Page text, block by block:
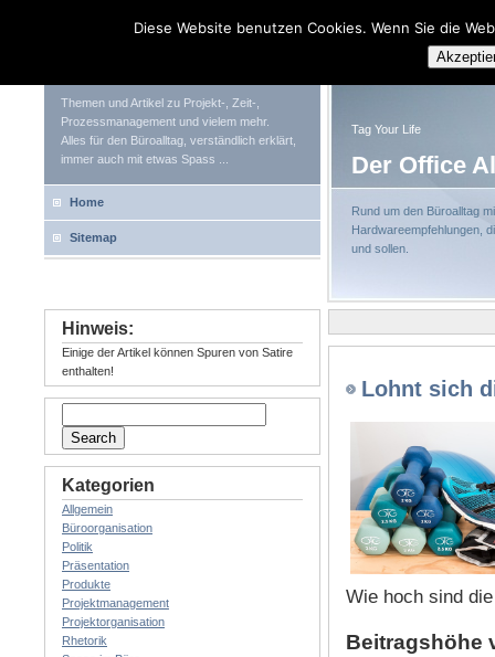
Themen und Artikel zu Projekt-, Zeit-,
Prozessmanagement und vielem mehr.
Alles für den Büroalltag, verständlich erklärt,
immer auch mit etwas Spass ...
Tag Your Life
Der Office
Rund um den Büroalltag
Hardwareempfehlungen,
und sollen.
Home
Sitemap
Lohnt sich
Wie hoch sind
Beitragshöhe
Hinweis:
Einige der Artikel können Spuren von Satire
enthalten!
Kategorien
Allgemein
Büroorganisation
Politik
Präsentation
Produkte
Projektmanagement
Projektorganisation
Rhetorik
Diese Website benutzen Cookies. Wenn Sie die